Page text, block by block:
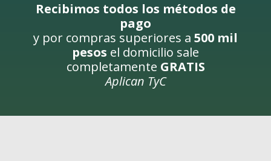
Recibimos todos los métodos de
pago
y por compras superiores a 500 mil
pesos el domicilio sale
completamente GRATIS
Aplican TyC